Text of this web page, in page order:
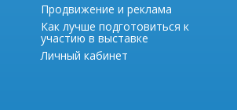
Продвижение и реклама
Как лучше подготовиться к
участию в выставке
Личный кабинет